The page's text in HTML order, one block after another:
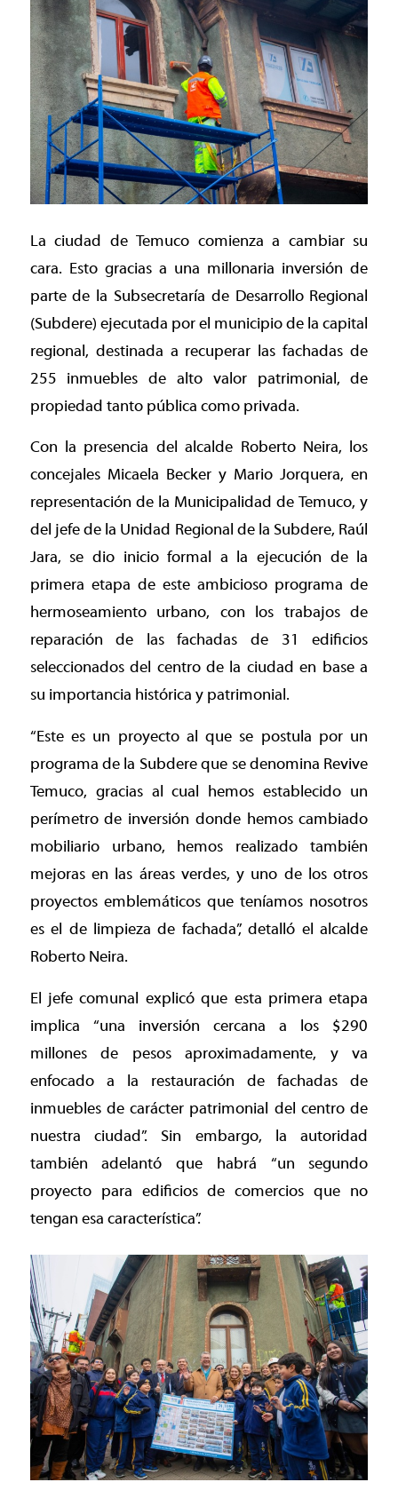
La ciudad de Temuco comienza a cambiar su
cara. Esto gracias a una millonaria inversión de
parte de la Subsecretaría de Desarrollo Regional
(Subdere) ejecutada por el municipio de la capital
regional, destinada a recuperar las fachadas de
255 inmuebles de alto valor patrimonial, de
propiedad tanto pública como privada.
Con la presencia del alcalde Roberto Neira, los
concejales Micaela Becker y Mario Jorquera, en
representación de la Municipalidad de Temuco, y
del jefe de la Unidad Regional de la Subdere, Raúl
Jara, se dio inicio formal a la ejecución de la
primera etapa de este ambicioso programa de
hermoseamiento urbano, con los trabajos de
reparación de las fachadas de 31 edificios
seleccionados del centro de la ciudad en base a
su importancia histórica y patrimonial.
“Este es un proyecto al que se postula por un
programa de la Subdere que se denomina Revive
Temuco, gracias al cual hemos establecido un
perímetro de inversión donde hemos cambiado
mobiliario urbano, hemos realizado también
mejoras en las áreas verdes, y uno de los otros
proyectos emblemáticos que teníamos nosotros
es el de limpieza de fachada”, detalló el alcalde
Roberto Neira.
El jefe comunal explicó que esta primera etapa
implica “una inversión cercana a los $290
millones de pesos aproximadamente, y va
enfocado a la restauración de fachadas de
inmuebles de carácter patrimonial del centro de
nuestra ciudad”. Sin embargo, la autoridad
también adelantó que habrá “un segundo
proyecto para edificios de comercios que no
tengan esa característica”.